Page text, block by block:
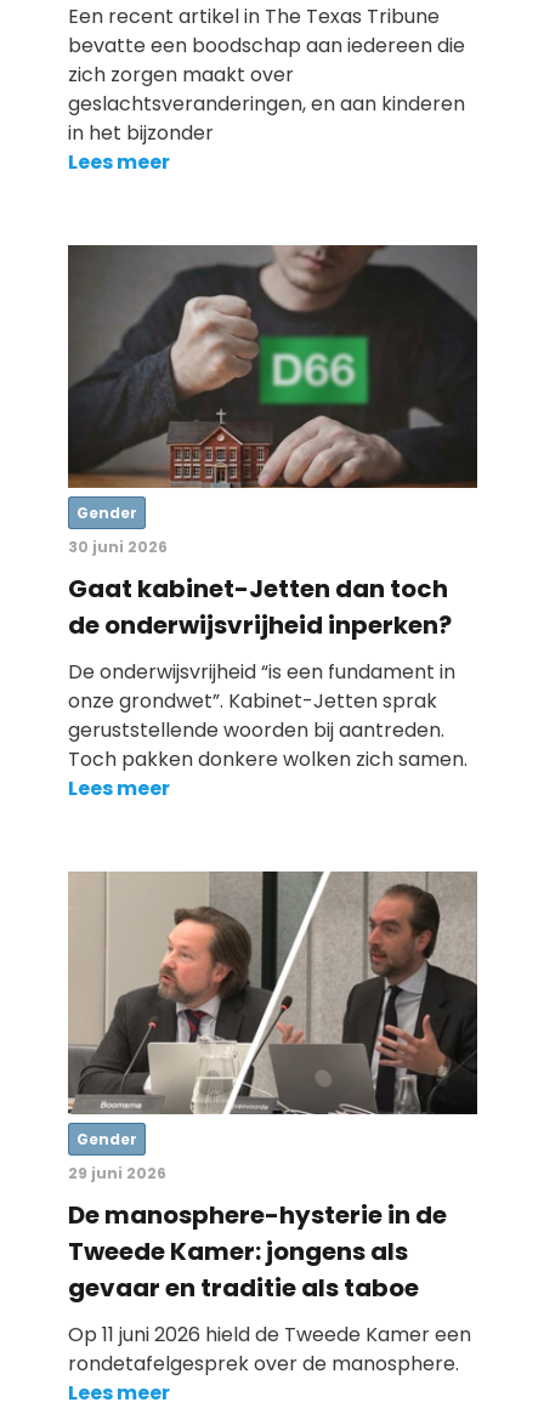
Een recent artikel in The Texas Tribune
bevatte een boodschap aan iedereen die
zich zorgen maakt over
geslachtsveranderingen, en aan kinderen
in het bijzonder
Lees meer
Gender
30 juni 2026
Gaat kabinet-Jetten dan toch
de onderwijsvrijheid inperken?
De onderwijsvrijheid “is een fundament in
onze grondwet”. Kabinet-Jetten sprak
geruststellende woorden bij aantreden.
Toch pakken donkere wolken zich samen.
Lees meer
Gender
29 juni 2026
De manosphere-hysterie in de
Tweede Kamer: jongens als
gevaar en traditie als taboe
Op 11 juni 2026 hield de Tweede Kamer een
rondetafelgesprek over de manosphere.
Lees meer